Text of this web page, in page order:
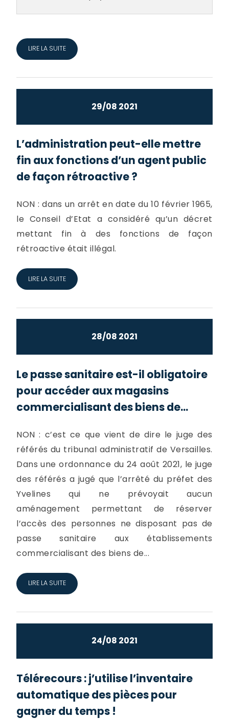
LIRE LA SUITE
29/08 2021
L’administration peut-elle mettre
fin aux fonctions d’un agent public
de façon rétroactive ?
NON : dans un arrêt en date du 10 février 1965,
le Conseil d’Etat a considéré qu’un décret
mettant fin à des fonctions de façon
rétroactive était illégal.
LIRE LA SUITE
28/08 2021
Le passe sanitaire est-il obligatoire
pour accéder aux magasins
commercialisant des biens de...
NON : c’est ce que vient de dire le juge des
référés du tribunal administratif de Versailles.
Dans une ordonnance du 24 août 2021, le juge
des référés a jugé que l’arrêté du préfet des
Yvelines qui ne prévoyait aucun
aménagement permettant de réserver
l’accès des personnes ne disposant pas de
passe sanitaire aux établissements
commercialisant des biens de...
LIRE LA SUITE
24/08 2021
Télérecours : j’utilise l’inventaire
automatique des pièces pour
gagner du temps !